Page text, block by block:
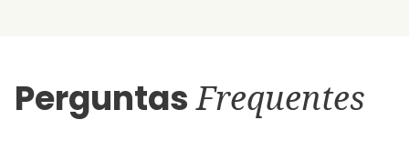
PerguntasFrequentes